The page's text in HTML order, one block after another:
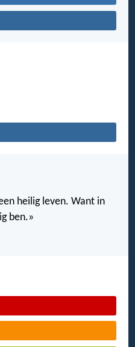
heilig leven. Want in
ben.»